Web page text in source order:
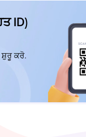
ID)
ਸ਼ੁਰੂ ਕਰੋ.